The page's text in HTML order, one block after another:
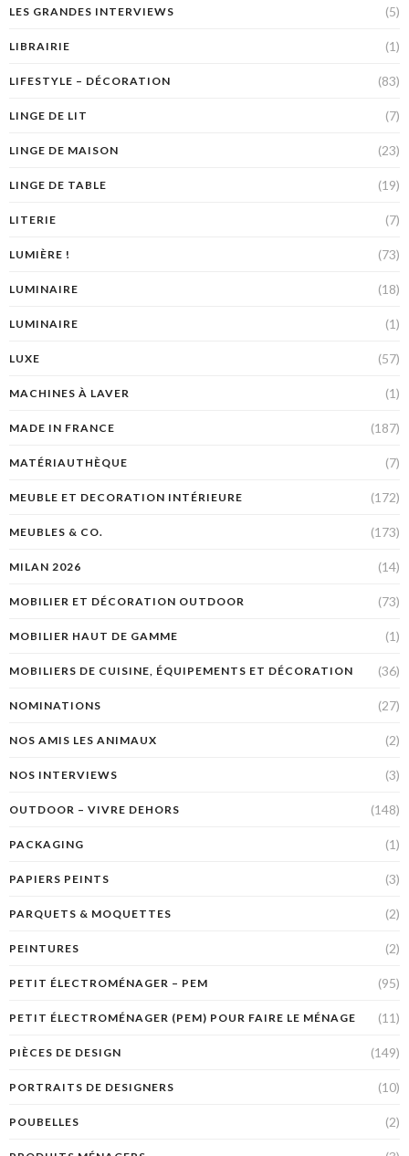
LES GRANDES INTERVIEWS (5)
LIBRAIRIE (1)
LIFESTYLE – DÉCORATION (83)
LINGE DE LIT (7)
LINGE DE MAISON (23)
LINGE DE TABLE (19)
LITERIE (7)
LUMIÈRE ! (73)
LUMINAIRE (18)
LUMINAIRE (1)
LUXE (57)
MACHINES À LAVER (1)
MADE IN FRANCE (187)
MATÉRIAUTHÈQUE (7)
MEUBLE ET DECORATION INTÉRIEURE (172)
MEUBLES & CO. (173)
MILAN 2026 (14)
MOBILIER ET DÉCORATION OUTDOOR (73)
MOBILIER HAUT DE GAMME (1)
MOBILIERS DE CUISINE, ÉQUIPEMENTS ET DÉCORATION (36)
NOMINATIONS (27)
NOS AMIS LES ANIMAUX (2)
NOS INTERVIEWS (3)
OUTDOOR – VIVRE DEHORS (148)
PACKAGING (1)
PAPIERS PEINTS (3)
PARQUETS & MOQUETTES (2)
PEINTURES (2)
PETIT ÉLECTROMÉNAGER – PEM (95)
PETIT ÉLECTROMÉNAGER (PEM) POUR FAIRE LE MÉNAGE (11)
PIÈCES DE DESIGN (149)
PORTRAITS DE DESIGNERS (10)
POUBELLES (2)